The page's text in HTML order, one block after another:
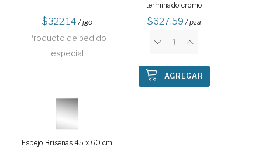
322.14 / jgo
Producto de pedido
especial
terminado cromo
627.59 / pza
AGREGAR
Espejo Brisenas 45 x 60 cm